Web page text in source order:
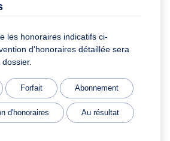
les honoraires indicatifs ci-
d'honoraires détaillée sera
Forfait Abonnement
d'honoraires Au résultat